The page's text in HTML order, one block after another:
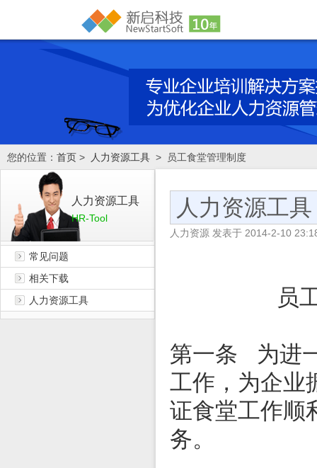
您的位置： 首页 > 人力资源工具 > 员工食堂管理制度
人力资源工具
HR-Tool
常见问题
相关下载
人力资源工具
人力资源工具
人力资源 发表于 2014-2-10
员
第一条
为进
工作，为企业
证食堂工作顺
务。